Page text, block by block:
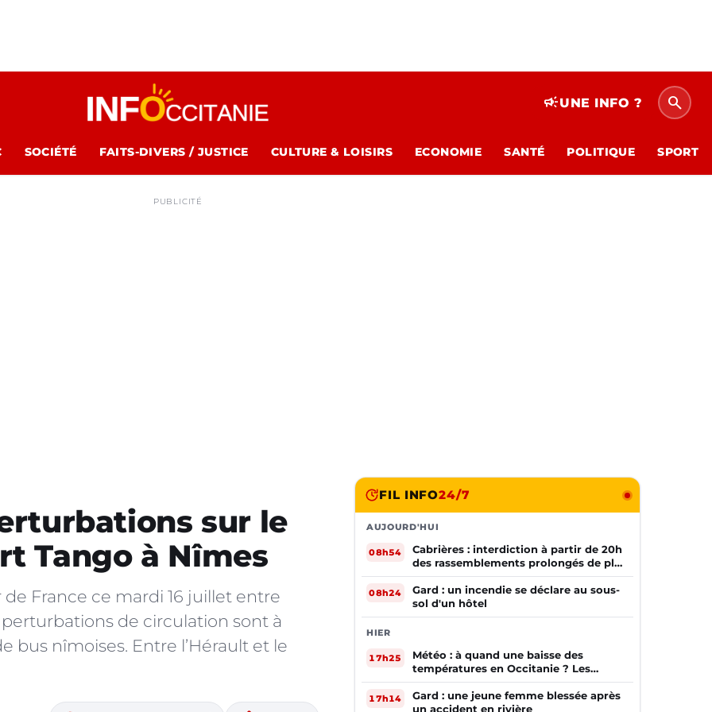
campaignUNE INFO ? search
SOCIÉTÉ FAITS-DIVERS / JUSTICE CULTURE & LOISIRS ECONOMIE SANTÉ POLITIQUE SPORT
PUBLICITÉ
sur le
Tango à Nîmes
de France ce mardi 16 juillet entre
de circulation sont à
bus nîmoises. Entre l’Hérault et le
FIL INFO24/7
AUJOURD'HUI
08h54
Cabrières : interdiction à partir de 20h
des rassemblements prolongés de plus
de deux mineurs non accompagnés
d'un adulte
08h24
Gard : un incendie se déclare au sous-
sol d'un hôtel
HIER
17h25
Météo : à quand une baisse des
températures en Occitanie ? Les
prévisions
17h14
Gard : une jeune femme blessée après
un accident en rivière